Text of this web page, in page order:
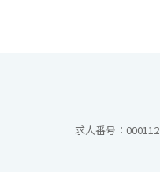
求人番号：000112